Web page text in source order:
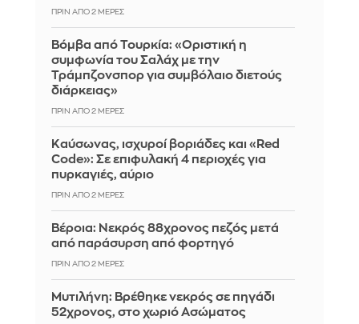
ΠΡΙΝ ΑΠΌ 2 ΜΈΡΕΣ
Βόμβα από Τουρκία: «Οριστική η
συμφωνία του Σαλάχ με την
Τράμπζονσπορ για συμβόλαιο διετούς
διάρκειας»
ΠΡΙΝ ΑΠΌ 2 ΜΈΡΕΣ
Καύσωνας, ισχυροί βοριάδες και «Red
Code»: Σε επιφυλακή 4 περιοχές για
πυρκαγιές, αύριο
ΠΡΙΝ ΑΠΌ 2 ΜΈΡΕΣ
Βέροια: Νεκρός 88χρονος πεζός μετά
από παράσυρση από φορτηγό
ΠΡΙΝ ΑΠΌ 2 ΜΈΡΕΣ
Μυτιλήνη: Βρέθηκε νεκρός σε πηγάδι
52χρονος, στο χωριό Ασώματος